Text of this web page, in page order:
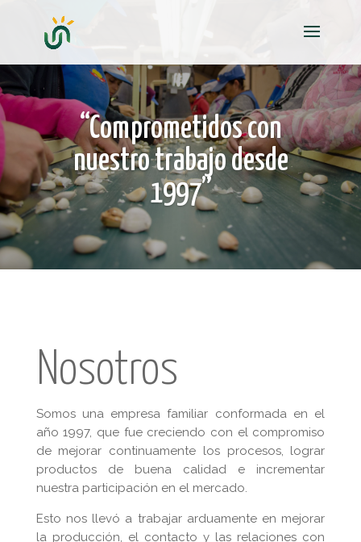
“Comprometidos con
nuestro trabajo desde
1997”
Nosotros
Somos una empresa familiar conformada en el
año 1997, que fue creciendo con el compromiso
de mejorar continuamente los procesos, lograr
productos de buena calidad e incrementar
nuestra participación en el mercado.
Esto nos llevó a trabajar arduamente en mejorar
la producción, el contacto y las relaciones con